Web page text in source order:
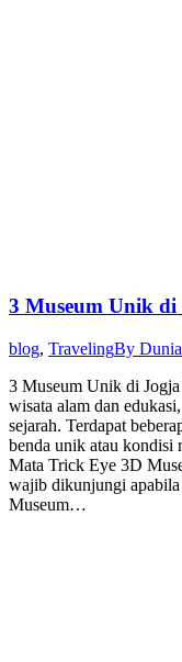
3 Museum Unik
blog, TravelingBy
3 Museum Unik di
wisata alam dan
sejarah. Terdapat
benda unik atau kondisi
Mata Trick Eye 3D
wajib dikunjungi apabila
Museum…